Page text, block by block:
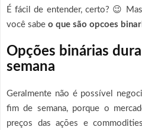
É fácil de entender, certo? 😉
você sabe o que são opcoes
Opções binárias
semana
Geralmente não é possível
fim de semana, porque o
preços das ações e